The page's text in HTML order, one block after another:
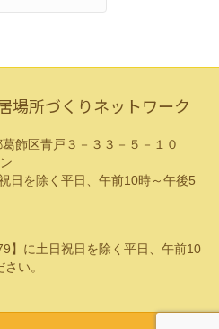
場所づくりネットワーク
飾区青戸３－３３－５－１０
を除く平日、午前10時～午後5
】に土日祝日を除く平日、午前10
い。